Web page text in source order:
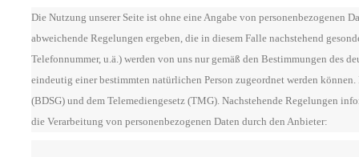
Die Nutzung unserer Seite ist ohne eine Angabe von personenbezogenen
abweichende Regelungen ergeben, die in diesem Falle nachstehend
Telefonnummer, u.ä.) werden von uns nur gemäß den Bestimmungen des
eindeutig einer bestimmten natürlichen Person zugeordnet werden
(BDSG) und dem Telemediengesetz (TMG). Nachstehende Regelungen
die Verarbeitung von personenbezogenen Daten durch den Anbieter: